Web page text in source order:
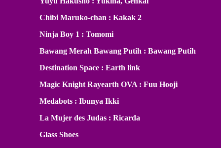
Chibi Maruko-chan : Kakak 2
Ninja Boy 1 : Tomomi
Bawang Merah Bawang Putih : Bawang Putih
Destination Space : Earth link
Magic Knight Rayearth OVA : Fuu Hooji
Medabots : Ibunya Ikki
La Mujer des Judas : Ricarda
Glass Shoes